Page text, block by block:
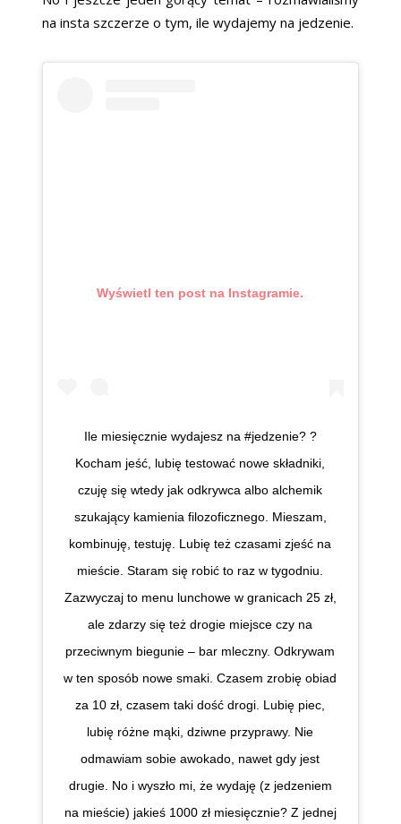
na insta szczerze o tym, ile wydajemy na jedzenie.
Wyświetl ten post na Instagramie.
Ile miesięcznie wydajesz na #jedzenie? ?
Kocham jeść, lubię testować nowe składniki,
czuję się wtedy jak odkrywca albo alchemik
szukający kamienia filozoficznego. Mieszam,
kombinuję, testuję. Lubię też czasami zjeść na
mieście. Staram się robić to raz w tygodniu.
Zazwyczaj to menu lunchowe w granicach 25 zł,
ale zdarzy się też drogie miejsce czy na
przeciwnym biegunie – bar mleczny. Odkrywam
w ten sposób nowe smaki. Czasem zrobię obiad
za 10 zł, czasem taki dość drogi. Lubię piec,
lubię różne mąki, dziwne przyprawy. Nie
odmawiam sobie awokado, nawet gdy jest
drugie. No i wyszło mi, że wydaję (z jedzeniem
na mieście) jakieś 1000 zł miesięcznie? Z jednej